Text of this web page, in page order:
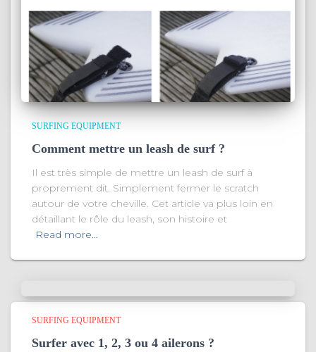
SURFING EQUIPMENT
Comment mettre un leash de surf ?
Il est très simple de mettre un leash de surf à
proprement dit. Simplement fermer le scratch
autour de votre cheville. Cet article va plus loin en
détaillant le rôle du leash, son histoire et
Read more…
SURFING EQUIPMENT
Surfer avec 1, 2, 3 ou 4 ailerons ?